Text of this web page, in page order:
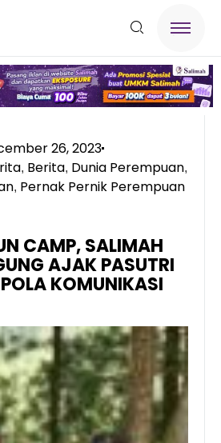
26, 2023
, Berita, Dunia Perempuan,
, Pernak Pernik Perempuan
CAMP, SALIMAH
AJAK PASUTRI
KOMUNIKASI